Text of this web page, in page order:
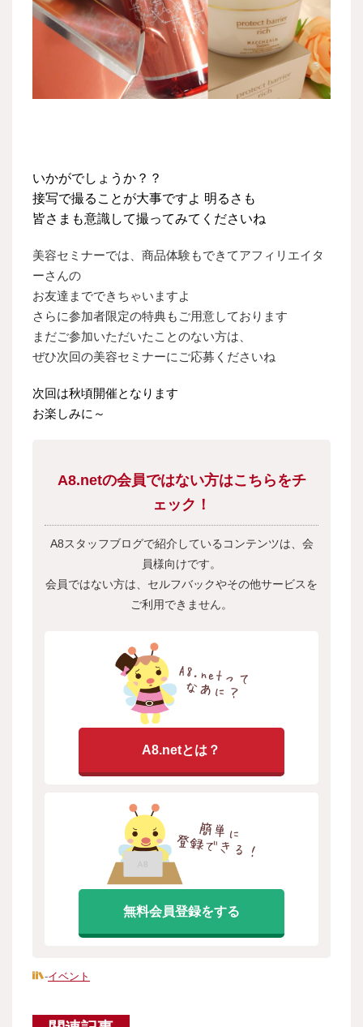
いかがでしょうか？？
接写で撮ることが大事ですよ 明るさも
皆さまも意識して撮ってみてくださいね
美容セミナーでは、商品体験もできてアフィリエイタ
ーさんの
お友達までできちゃいますよ
さらに参加者限定の特典もご用意しております
まだご参加いただいたことのない方は、
ぜひ次回の美容セミナーにご応募くださいね
次回は秋頃開催となります
お楽しみに～
A8.netの会員ではない方はこちらをチ
ェック！
A8スタッフブログで紹介しているコンテンツは、会
員様向けです。
会員ではない方は、セルフバックやその他サービスを
ご利用できません。
A8.netとは？
無料会員登録をする
-イベント